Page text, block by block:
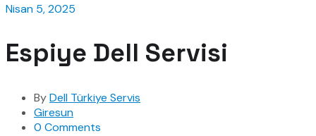
Nisan 5, 2025
Espiye Dell Servisi
ByDell Türkiye Servis
Giresun
0 Comments